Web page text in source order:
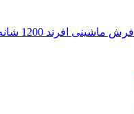
فرش ماشینی افرند 1200 شانه زمینه نقره ای کد 121506